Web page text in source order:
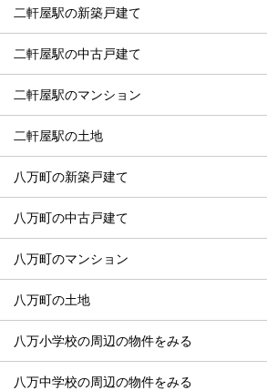
二軒屋駅の新築戸建て
二軒屋駅の中古戸建て
二軒屋駅のマンション
二軒屋駅の土地
八万町の新築戸建て
八万町の中古戸建て
八万町のマンション
八万町の土地
八万小学校の周辺の物件をみる
八万中学校の周辺の物件をみる